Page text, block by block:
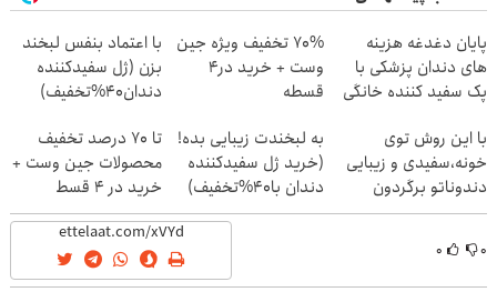
پایان دغدغه هزینه
های دندان پزشکی با
پک سفید کننده خانگی
70% تخفیف ویژه جین
وست + خرید در4
قسطه
با اعتماد بنفس لبخند
بزن (ژل سفیدکننده
دندان40%تخفیف)
با این روش توی
خونه،سفیدی و زیبایی
دندوناتو برگردون
(40%off)
به لبخندت زیبایی بده!
(خرید ژل سفیدکننده
دندان با40%تخفیف)
تا 70 درصد تخفیف
محصولات جین وست +
خرید در 4 قسط
۰ ۰